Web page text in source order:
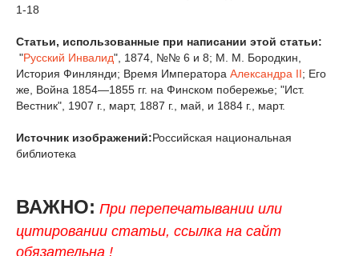
1-18
Статьи, использованные при написании этой статьи:
"Русский Инвалид", 1874, №№ 6 и 8; М. М. Бородкин,
История Финлянди; Время Императора Александра II; Его
же, Война 1854—1855 гг. на Финском побережье; "Ист.
Вестник", 1907 г., март, 1887 г., май, и 1884 г., март.
Источник изображений:Российская национальная
библиотека
ВАЖНО: При перепечатывании или
цитировании статьи, ссылка на сайт
обязательна !